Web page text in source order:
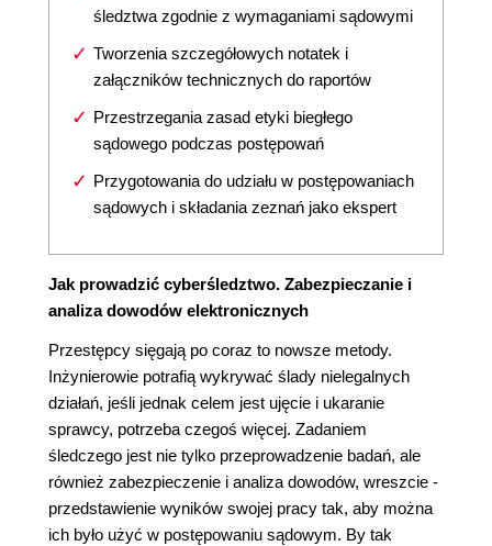
śledztwa zgodnie z wymaganiami sądowymi
Tworzenia szczegółowych notatek i
załączników technicznych do raportów
Przestrzegania zasad etyki biegłego
sądowego podczas postępowań
Przygotowania do udziału w postępowaniach
sądowych i składania zeznań jako ekspert
Jak prowadzić cyberśledztwo. Zabezpieczanie i
analiza dowodów elektronicznych
Przestępcy sięgają po coraz to nowsze metody.
Inżynierowie potrafią wykrywać ślady nielegalnych
działań, jeśli jednak celem jest ujęcie i ukaranie
sprawcy, potrzeba czegoś więcej. Zadaniem
śledczego jest nie tylko przeprowadzenie badań, ale
również zabezpieczenie i analiza dowodów, wreszcie -
przedstawienie wyników swojej pracy tak, aby można
ich było użyć w postępowaniu sądowym. By tak